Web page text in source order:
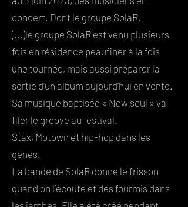
concert. Dont le groupe SolaR.
(...)le groupe SolaR est venu plusieurs
fois en résidence peaufiner à la fois
une tournée, mais aussi préparer la
sortie d’un album aujourd’hui en vente.
Sa musique baptisée « New soul » va
filer le groove au festival.
Stax, Motown et hip-hop dans les
gènes.
La bande de SolaR donne le frisson
quand on l’écoute et des fourmis dans